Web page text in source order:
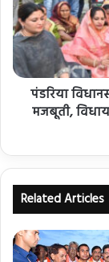
पंडरिया
मजबूती,
Related Articles